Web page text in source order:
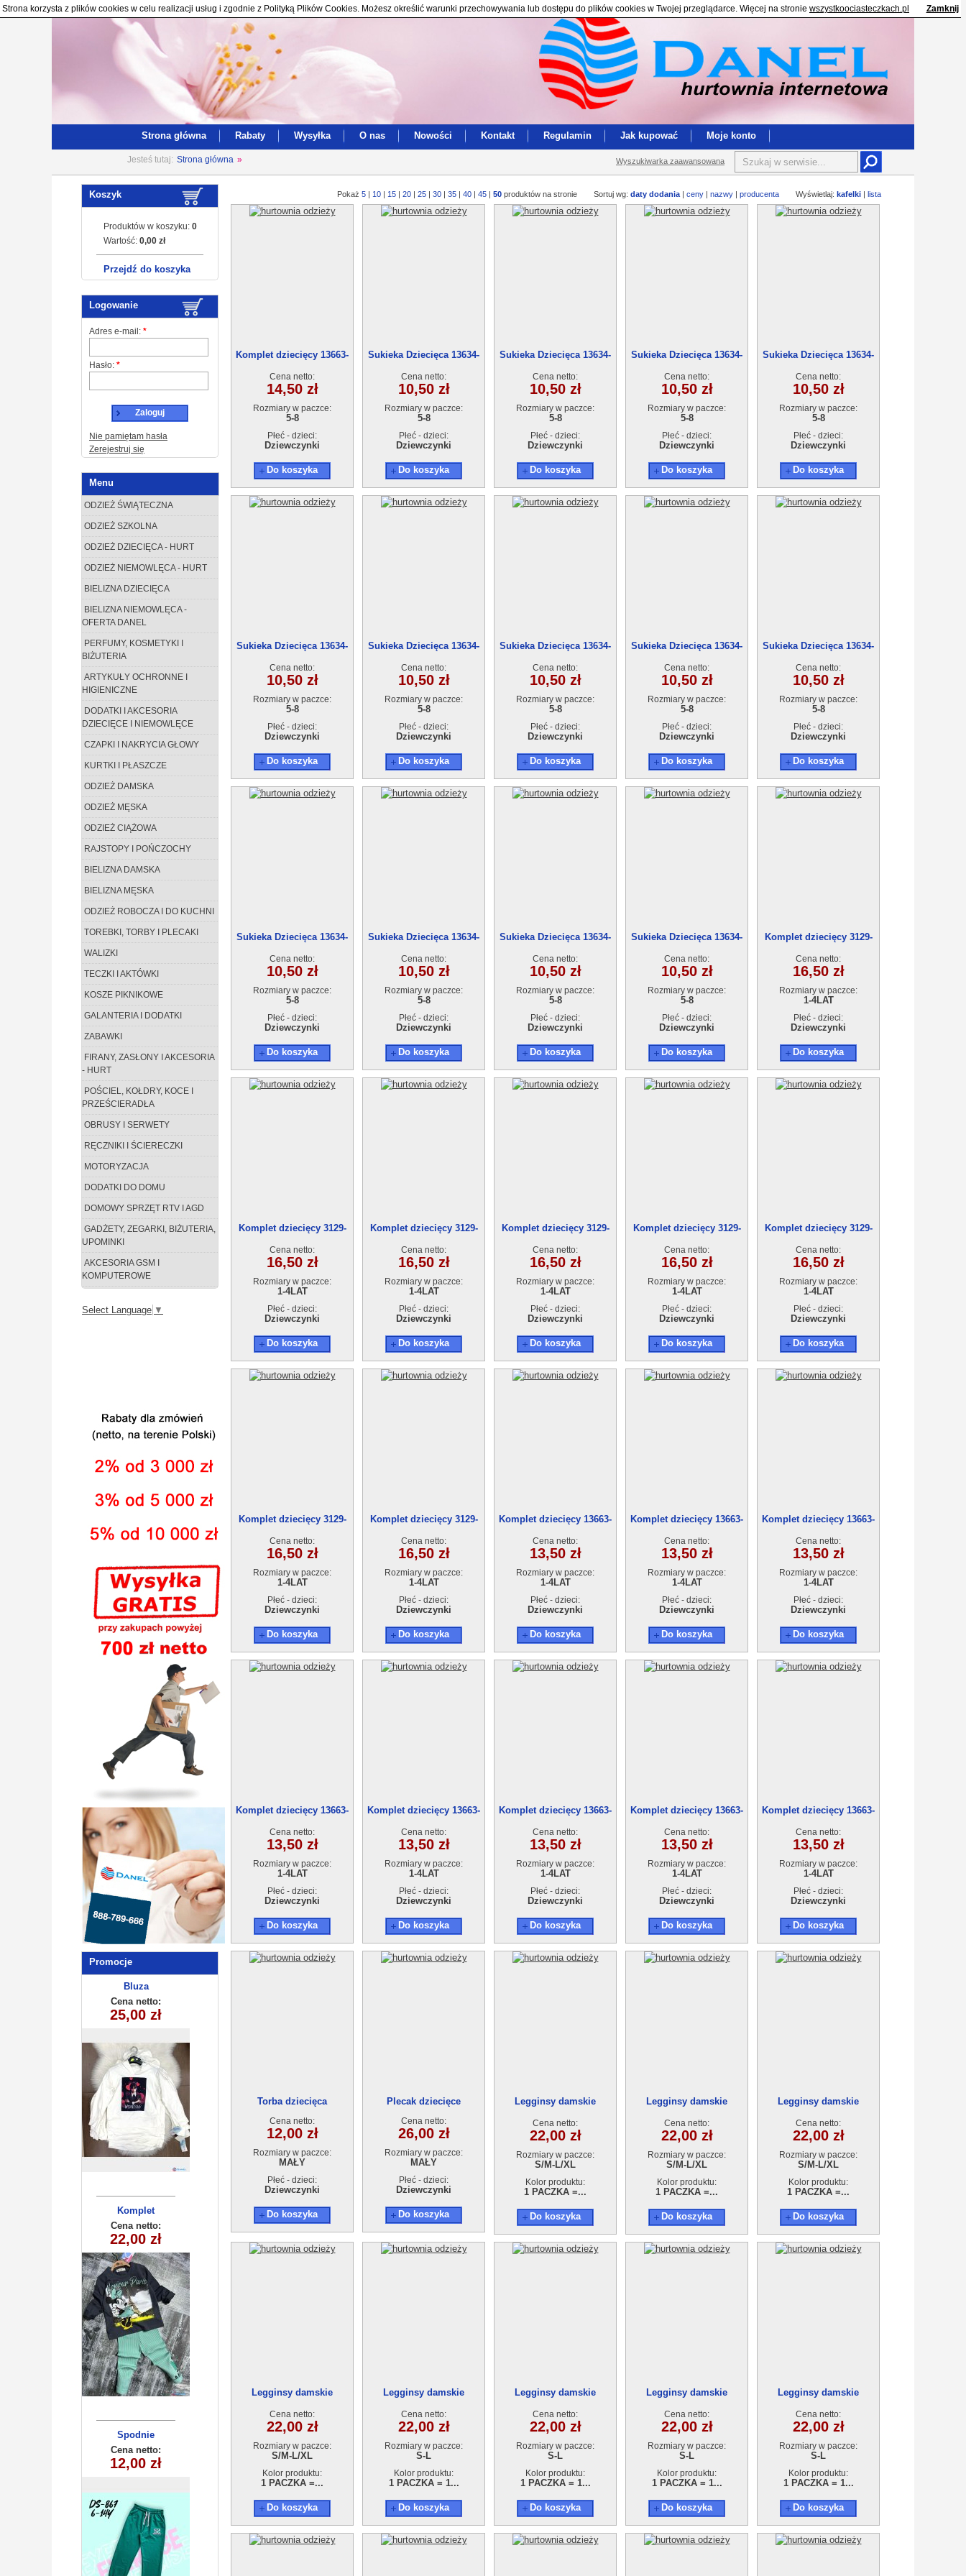
Strona korzysta z plików cookies w celu realizacji usług i zgodnie z Polityką Plików Cookies. Możesz określić warunki przechowywania lub dostępu do plików cookies w Twojej przeglądarce. Więcej na stronie wszystkoociasteczkach.pl Zamknij
Wyszukiwarka zaawansowana
Strona główna Rabaty Wysyłka O nas Nowości Kontakt Regulamin Jak kupować Moje konto
Jesteś tutaj: Strona główna »
Koszyk
Produktów w koszyku: 0
Wartość: 0,00 zł
Przejdź do koszyka
Logowanie
Adres e-mail: *
Hasło: *
Zaloguj
Nie pamiętam hasła
Zerejestruj się
Menu
ODZIEŻ ŚWIĄTECZNA
ODZIEŻ SZKOLNA
ODZIEŻ DZIECIĘCA - HURT
ODZIEŻ NIEMOWLĘCA - HURT
BIELIZNA DZIECIĘCA
BIELIZNA NIEMOWLĘCA -
OFERTA DANEL
PERFUMY, KOSMETYKI I
BIŻUTERIA
ARTYKUŁY OCHRONNE I
HIGIENICZNE
DODATKI I AKCESORIA
DZIECIĘCE I NIEMOWLĘCE
CZAPKI I NAKRYCIA GŁOWY
KURTKI I PŁASZCZE
ODZIEŻ DAMSKA
ODZIEŻ MĘSKA
ODZIEŻ CIĄŻOWA
RAJSTOPY I POŃCZOCHY
BIELIZNA DAMSKA
BIELIZNA MĘSKA
ODZIEŻ ROBOCZA I DO KUCHNI
TOREBKI, TORBY I PLECAKI
WALIZKI
TECZKI I AKTÓWKI
KOSZE PIKNIKOWE
GALANTERIA I DODATKI
ZABAWKI
FIRANY, ZASŁONY I AKCESORIA
- HURT
POŚCIEL, KOŁDRY, KOCE I
PRZEŚCIERADŁA
OBRUSY I SERWETY
RĘCZNIKI I ŚCIERECZKI
MOTORYZACJA
DODATKI DO DOMU
DOMOWY SPRZĘT RTV I AGD
GADŻETY, ZEGARKI, BIŻUTERIA,
UPOMINKI
AKCESORIA GSM I
KOMPUTEROWE
Select Language ▼
Promocje
Bluza
dziecięca
(6-16) 6szt
Cena netto:
25,00 zł
Komplet
dziewczęcy
315-8(3-10)
6szt
Cena netto:
22,00 zł
Spodnie
dziecięce
DS-867 (6-14)
10szt
Cena netto:
12,00 zł
Pokaż 5 | 10 | 15 | 20 | 25 | 30 | 35 | 40 | 45 | 50 produktów na stronie Sortuj wg: daty dodania | ceny | nazwy | producenta Wyświetlaj: kafelki | lista
Komplet dziecięcy 13663-
Cena netto:
14,50 zł
Rozmiary w paczce:
5-8
Płeć - dzieci:
Dziewczynki
Do koszyka
Sukieka Dziecięca 13634-
Cena netto:
10,50 zł
Rozmiary w paczce:
5-8
Płeć - dzieci:
Dziewczynki
Do koszyka
Sukieka Dziecięca 13634-
Cena netto:
10,50 zł
Rozmiary w paczce:
5-8
Płeć - dzieci:
Dziewczynki
Do koszyka
Sukieka Dziecięca 13634-
Cena netto:
10,50 zł
Rozmiary w paczce:
5-8
Płeć - dzieci:
Dziewczynki
Do koszyka
Sukieka Dziecięca 13634-
Cena netto:
10,50 zł
Rozmiary w paczce:
5-8
Płeć - dzieci:
Dziewczynki
Do koszyka
Sukieka Dziecięca 13634-
Cena netto:
10,50 zł
Rozmiary w paczce:
5-8
Płeć - dzieci:
Dziewczynki
Do koszyka
Sukieka Dziecięca 13634-
Cena netto:
10,50 zł
Rozmiary w paczce:
5-8
Płeć - dzieci:
Dziewczynki
Do koszyka
Sukieka Dziecięca 13634-
Cena netto:
10,50 zł
Rozmiary w paczce:
5-8
Płeć - dzieci:
Dziewczynki
Do koszyka
Sukieka Dziecięca 13634-
Cena netto:
10,50 zł
Rozmiary w paczce:
5-8
Płeć - dzieci:
Dziewczynki
Do koszyka
Sukieka Dziecięca 13634-
Cena netto:
10,50 zł
Rozmiary w paczce:
5-8
Płeć - dzieci:
Dziewczynki
Do koszyka
Sukieka Dziecięca 13634-
Cena netto:
10,50 zł
Rozmiary w paczce:
5-8
Płeć - dzieci:
Dziewczynki
Do koszyka
Sukieka Dziecięca 13634-
Cena netto:
10,50 zł
Rozmiary w paczce:
5-8
Płeć - dzieci:
Dziewczynki
Do koszyka
Sukieka Dziecięca 13634-
Cena netto:
10,50 zł
Rozmiary w paczce:
5-8
Płeć - dzieci:
Dziewczynki
Do koszyka
Sukieka Dziecięca 13634-
Cena netto:
10,50 zł
Rozmiary w paczce:
5-8
Płeć - dzieci:
Dziewczynki
Do koszyka
Komplet dziecięcy 3129-
Cena netto:
16,50 zł
Rozmiary w paczce:
1-4LAT
Płeć - dzieci:
Dziewczynki
Do koszyka
Komplet dziecięcy 3129-
Cena netto:
16,50 zł
Rozmiary w paczce:
1-4LAT
Płeć - dzieci:
Dziewczynki
Do koszyka
Komplet dziecięcy 3129-
Cena netto:
16,50 zł
Rozmiary w paczce:
1-4LAT
Płeć - dzieci:
Dziewczynki
Do koszyka
Komplet dziecięcy 3129-
Cena netto:
16,50 zł
Rozmiary w paczce:
1-4LAT
Płeć - dzieci:
Dziewczynki
Do koszyka
Komplet dziecięcy 3129-
Cena netto:
16,50 zł
Rozmiary w paczce:
1-4LAT
Płeć - dzieci:
Dziewczynki
Do koszyka
Komplet dziecięcy 3129-
Cena netto:
16,50 zł
Rozmiary w paczce:
1-4LAT
Płeć - dzieci:
Dziewczynki
Do koszyka
Komplet dziecięcy 3129-
Cena netto:
16,50 zł
Rozmiary w paczce:
1-4LAT
Płeć - dzieci:
Dziewczynki
Do koszyka
Komplet dziecięcy 3129-
Cena netto:
16,50 zł
Rozmiary w paczce:
1-4LAT
Płeć - dzieci:
Dziewczynki
Do koszyka
Komplet dziecięcy 13663-
Cena netto:
13,50 zł
Rozmiary w paczce:
1-4LAT
Płeć - dzieci:
Dziewczynki
Do koszyka
Komplet dziecięcy 13663-
Cena netto:
13,50 zł
Rozmiary w paczce:
1-4LAT
Płeć - dzieci:
Dziewczynki
Do koszyka
Komplet dziecięcy 13663-
Cena netto:
13,50 zł
Rozmiary w paczce:
1-4LAT
Płeć - dzieci:
Dziewczynki
Do koszyka
Komplet dziecięcy 13663-
Cena netto:
13,50 zł
Rozmiary w paczce:
1-4LAT
Płeć - dzieci:
Dziewczynki
Do koszyka
Komplet dziecięcy 13663-
Cena netto:
13,50 zł
Rozmiary w paczce:
1-4LAT
Płeć - dzieci:
Dziewczynki
Do koszyka
Komplet dziecięcy 13663-
Cena netto:
13,50 zł
Rozmiary w paczce:
1-4LAT
Płeć - dzieci:
Dziewczynki
Do koszyka
Komplet dziecięcy 13663-
Cena netto:
13,50 zł
Rozmiary w paczce:
1-4LAT
Płeć - dzieci:
Dziewczynki
Do koszyka
Komplet dziecięcy 13663-
Cena netto:
13,50 zł
Rozmiary w paczce:
1-4LAT
Płeć - dzieci:
Dziewczynki
Do koszyka
Torba dziecięca
Cena netto:
12,00 zł
Rozmiary w paczce:
MAŁY
Płeć - dzieci:
Dziewczynki
Do koszyka
Plecak dziecięce
Cena netto:
26,00 zł
Rozmiary w paczce:
MAŁY
Płeć - dzieci:
Dziewczynki
Do koszyka
Legginsy damskie
Cena netto:
22,00 zł
Rozmiary w paczce:
S/M-L/XL
Kolor produktu:
1 PACZKA =...
Do koszyka
Legginsy damskie
Cena netto:
22,00 zł
Rozmiary w paczce:
S/M-L/XL
Kolor produktu:
1 PACZKA =...
Do koszyka
Legginsy damskie
Cena netto:
22,00 zł
Rozmiary w paczce:
S/M-L/XL
Kolor produktu:
1 PACZKA =...
Do koszyka
Legginsy damskie
Cena netto:
22,00 zł
Rozmiary w paczce:
S/M-L/XL
Kolor produktu:
1 PACZKA =...
Do koszyka
Legginsy damskie
Cena netto:
22,00 zł
Rozmiary w paczce:
S-L
Kolor produktu:
1 PACZKA = 1...
Do koszyka
Legginsy damskie
Cena netto:
22,00 zł
Rozmiary w paczce:
S-L
Kolor produktu:
1 PACZKA = 1...
Do koszyka
Legginsy damskie
Cena netto:
22,00 zł
Rozmiary w paczce:
S-L
Kolor produktu:
1 PACZKA = 1...
Do koszyka
Legginsy damskie
Cena netto:
22,00 zł
Rozmiary w paczce:
S-L
Kolor produktu:
1 PACZKA = 1...
Do koszyka